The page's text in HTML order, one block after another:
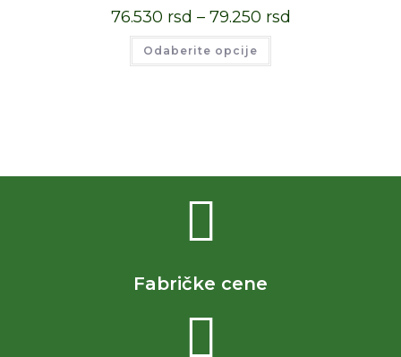
76.530 rsd – 79.250 rsd
Odaberite opcije
Fabričke cene